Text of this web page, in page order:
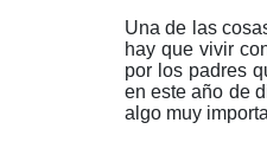
Una de las
hay que vivir
por los padres
en este año de
algo muy